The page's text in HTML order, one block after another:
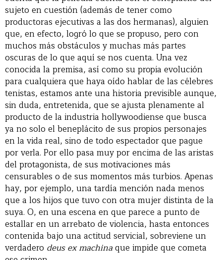
sujeto en cuestión (además de tener como
productoras ejecutivas a las dos hermanas), alguien
que, en efecto, logró lo que se propuso, pero con
muchos más obstáculos y muchas más partes
oscuras de lo que aquí se nos cuenta. Una vez
conocida la premisa, así como su propia evolución
para cualquiera que haya oído hablar de las célebres
tenistas, estamos ante una historia previsible aunque,
sin duda, entretenida, que se ajusta plenamente al
producto de la industria hollywoodiense que busca
ya no solo el beneplácito de sus propios personajes
en la vida real, sino de todo espectador que pague
por verla. Por ello pasa muy por encima de las aristas
del protagonista, de sus motivaciones más
censurables o de sus momentos más turbios. Apenas
hay, por ejemplo, una tardía mención nada menos
que a los hijos que tuvo con otra mujer distinta de la
suya. O, en una escena en que parece a punto de
estallar en un arrebato de violencia, hasta entonces
contenida bajo una actitud servicial, sobreviene un
verdadero deus ex machinaque impide que cometa